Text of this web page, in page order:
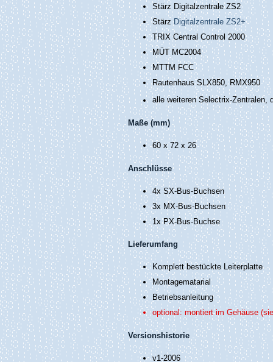
Stärz Digitalzentrale ZS2
StärzDigitalzentrale ZS2+
TRIX Central Control 2000
MÜT MC2004
MTTM FCC
Rautenhaus SLX850, RMX950
alle weiteren Selectrix-Zentralen,
Maße (mm)
60 x 72 x 26
Anschlüsse
4x SX-Bus-Buchsen
3x MX-Bus-Buchsen
1x PX-Bus-Buchse
Lieferumfang
Komplett bestückte Leiterplatte
Montagematarial
Betriebsanleitung
optional: montiert im Gehäuse
Versionshistorie
v1-2006